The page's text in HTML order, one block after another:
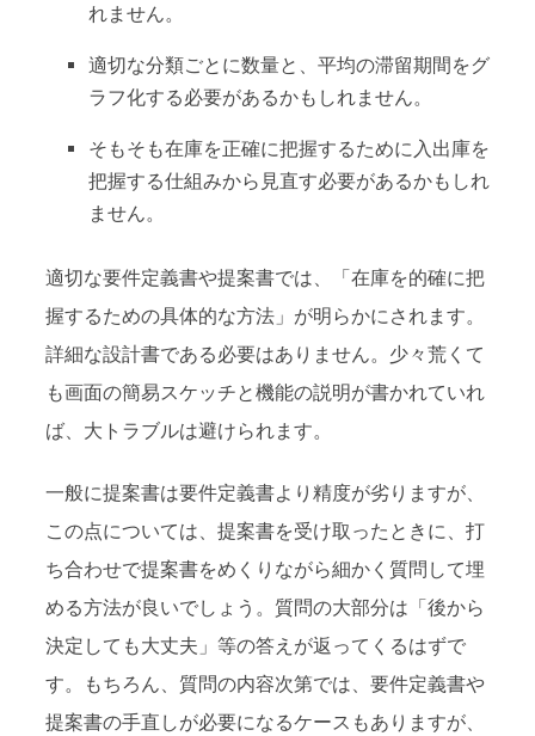
れません。
適切な分類ごとに数量と、平均の滞留期間をグ
ラフ化する必要があるかもしれません。
そもそも在庫を正確に把握するために入出庫を
把握する仕組みから見直す必要があるかもしれ
ません。
適切な要件定義書や提案書では、「在庫を的確に把
握するための具体的な方法」が明らかにされます。
詳細な設計書である必要はありません。少々荒くて
も画面の簡易スケッチと機能の説明が書かれていれ
ば、大トラブルは避けられます。
一般に提案書は要件定義書より精度が劣りますが、
この点については、提案書を受け取ったときに、打
ち合わせで提案書をめくりながら細かく質問して埋
める方法が良いでしょう。質問の大部分は「後から
決定しても大丈夫」等の答えが返ってくるはずで
す。もちろん、質問の内容次第では、要件定義書や
提案書の手直しが必要になるケースもありますが、